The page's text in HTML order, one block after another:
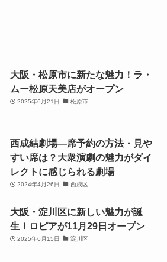
大阪・松原市に新たな魅力！ラ・
ムー松原天美店がオープン
2025年6月21日 松原市
西成結劇場—席予約の方法・見や
すい席は？大衆演劇の魅力がダイ
レクトに感じられる劇場
2024年4月26日 西成区
大阪・淀川区に新しい魅力が誕
生！ロピアが11月29日オープン
2025年6月15日 淀川区